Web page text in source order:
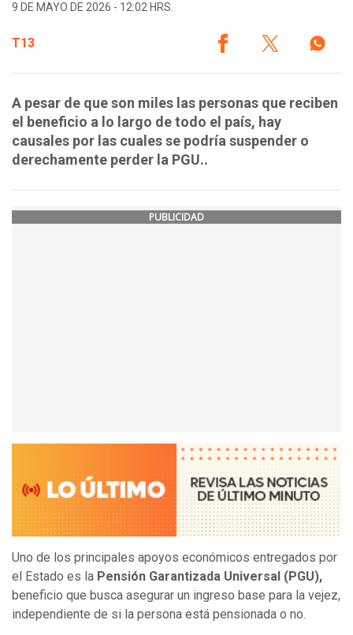
9 DE MAYO DE 2026 - 12:02 HRS.
T13
A pesar de que son miles las personas que reciben
el beneficio a lo largo de todo el país, hay
causales por las cuales se podría suspender o
derechamente perder la PGU..
PUBLICIDAD
Uno de los principales apoyos económicos entregados por
el Estado es la Pensión Garantizada Universal (PGU),
beneficio que busca asegurar un ingreso base para la vejez,
independiente de si la persona está pensionada o no.